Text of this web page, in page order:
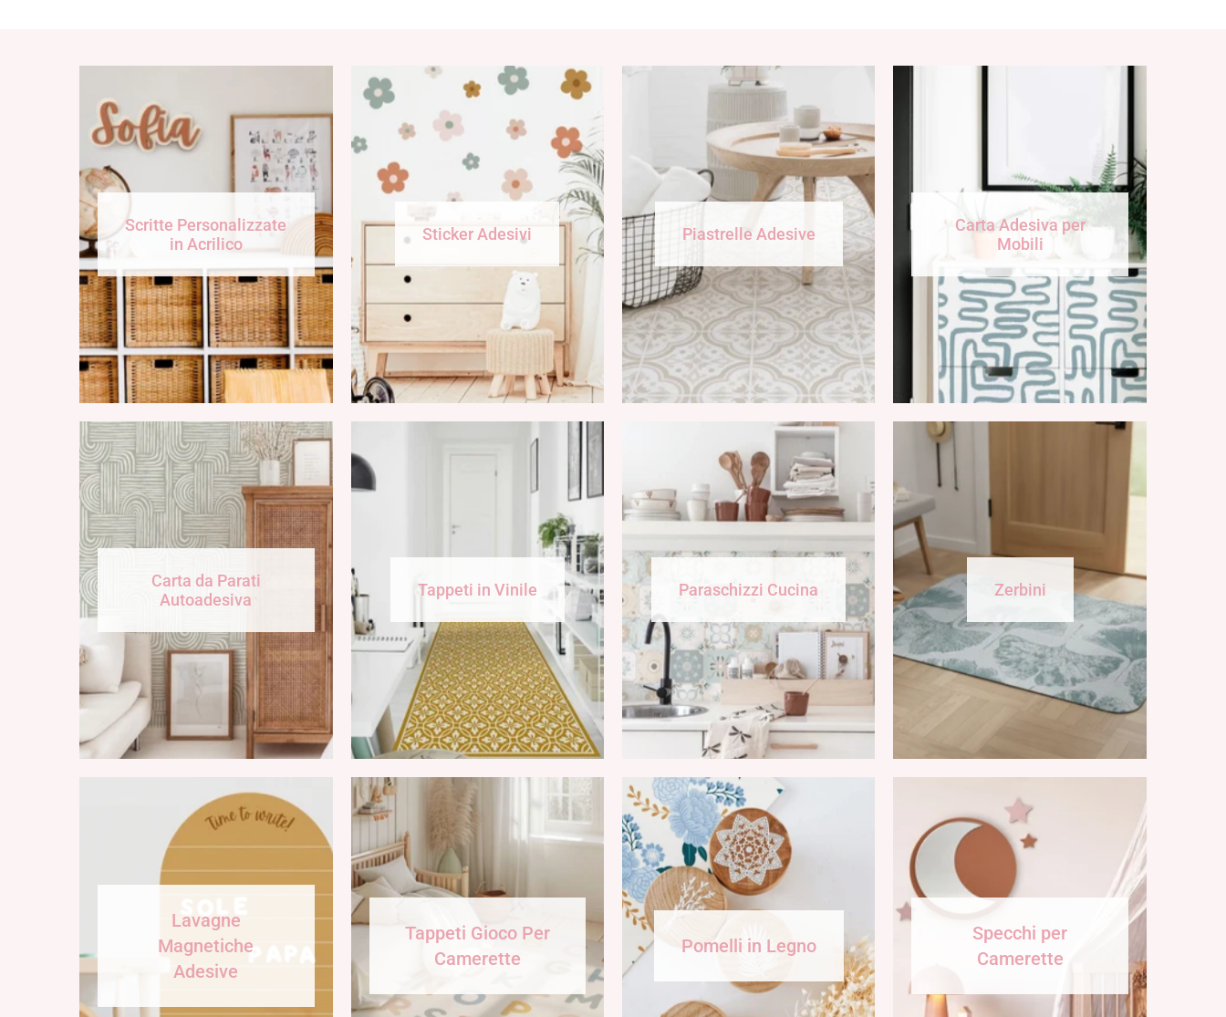
Scritte Personalizzate
in Acrilico
Sticker Adesivi Piastrelle Adesive
Carta Adesiva per
Mobili
Carta da Parati
Autoadesiva
Tappeti in Vinile Paraschizzi Cucina Zerbini
Lavagne
Magnetiche
Adesive
Tappeti Gioco Per
Camerette
Pomelli in Legno
Specchi per
Camerette